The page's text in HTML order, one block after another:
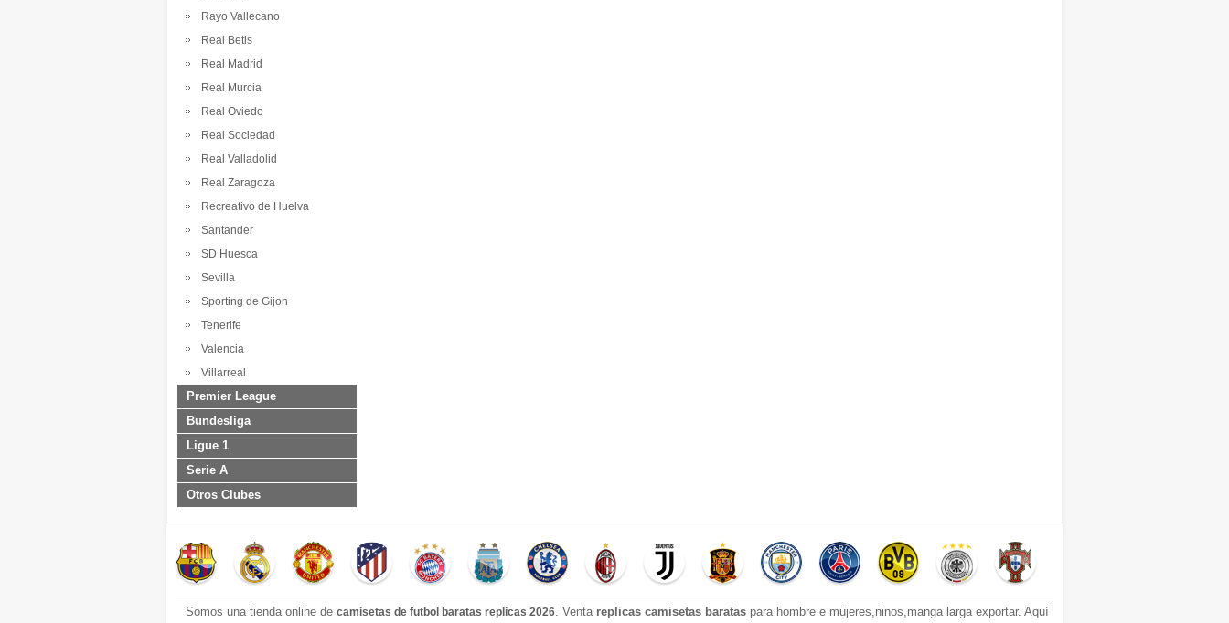
Rayo Vallecano
Real Betis
Real Madrid
Real Murcia
Real Oviedo
Real Sociedad
Real Valladolid
Real Zaragoza
Recreativo de Huelva
Santander
SD Huesca
Sevilla
Sporting de Gijon
Tenerife
Valencia
Villarreal
Premier League
Bundesliga
Ligue 1
Serie A
Otros Clubes
Somos una tienda online de camisetas de futbol baratas replicas 2026. Venta replicas camisetas baratas para hombre e mujeres,ninos,manga larga exportar. Aquí